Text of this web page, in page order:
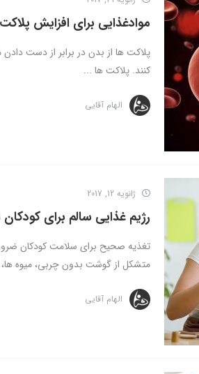
موادغذایی برای افزایش
پلاکت ها از بدن در برابر از دست
کنند. پلاکت ها ...
الهام آقایی
ژانویه 12, 2017
رژیم غذایی سالم برای کودکان 5 ساله
تغذیه صحیح برای سلامت کودکان
متشکل از گوشت بدون چربی، میوه
الهام آقایی